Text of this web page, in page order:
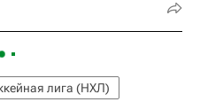
лига (НХЛ)